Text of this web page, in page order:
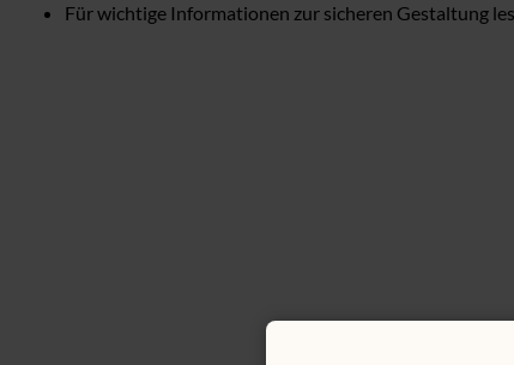
Für wichtige Informationen zur sicheren Gestaltung